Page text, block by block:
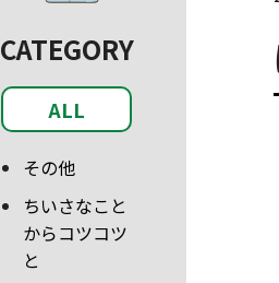
CATEGORY
ALL
その他
ちいさなこと
からコツコツ
と